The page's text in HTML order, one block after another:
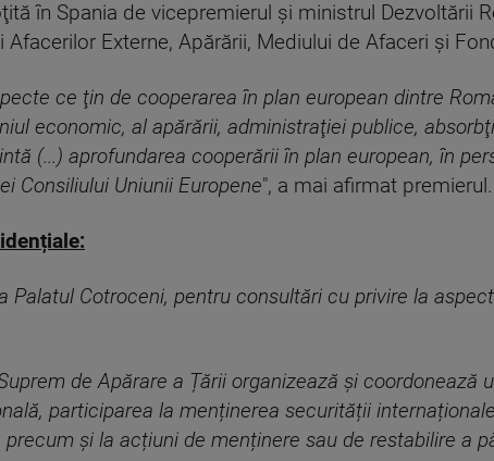
în Spania de vicepremierul şi ministrul Dezvoltării
Externe, Apărării, Mediului de Afaceri şi
ce ţin de cooperarea în plan european dintre
economic, al apărării, administraţiei publice,
(...) aprofundarea cooperării în plan european, în
Consiliului Uniunii Europene", a mai afirmat premierul.
Palatul Cotroceni, pentru consultări cu privire la
de Apărare a Țării organizează și coordonează
participarea la menținerea securității
și la acțiuni de menținere sau de restabilire a